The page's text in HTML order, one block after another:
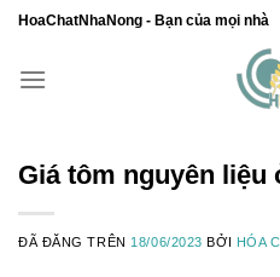
Chuyển
nội
HoaChatNhaNong - Bạn của mọi nhà
Giá tôm nguyên
ĐÃ ĐĂNG TRÊN 18/06/2023 BỞI HÓA